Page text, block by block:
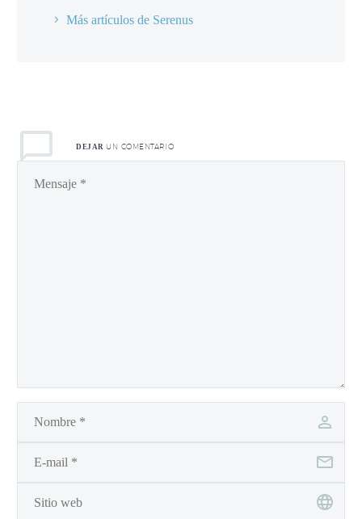
Más artículos de Serenus
DEJAR UN COMENTARIO